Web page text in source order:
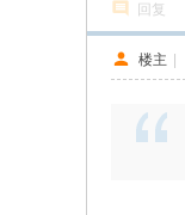
回复
楼主 |